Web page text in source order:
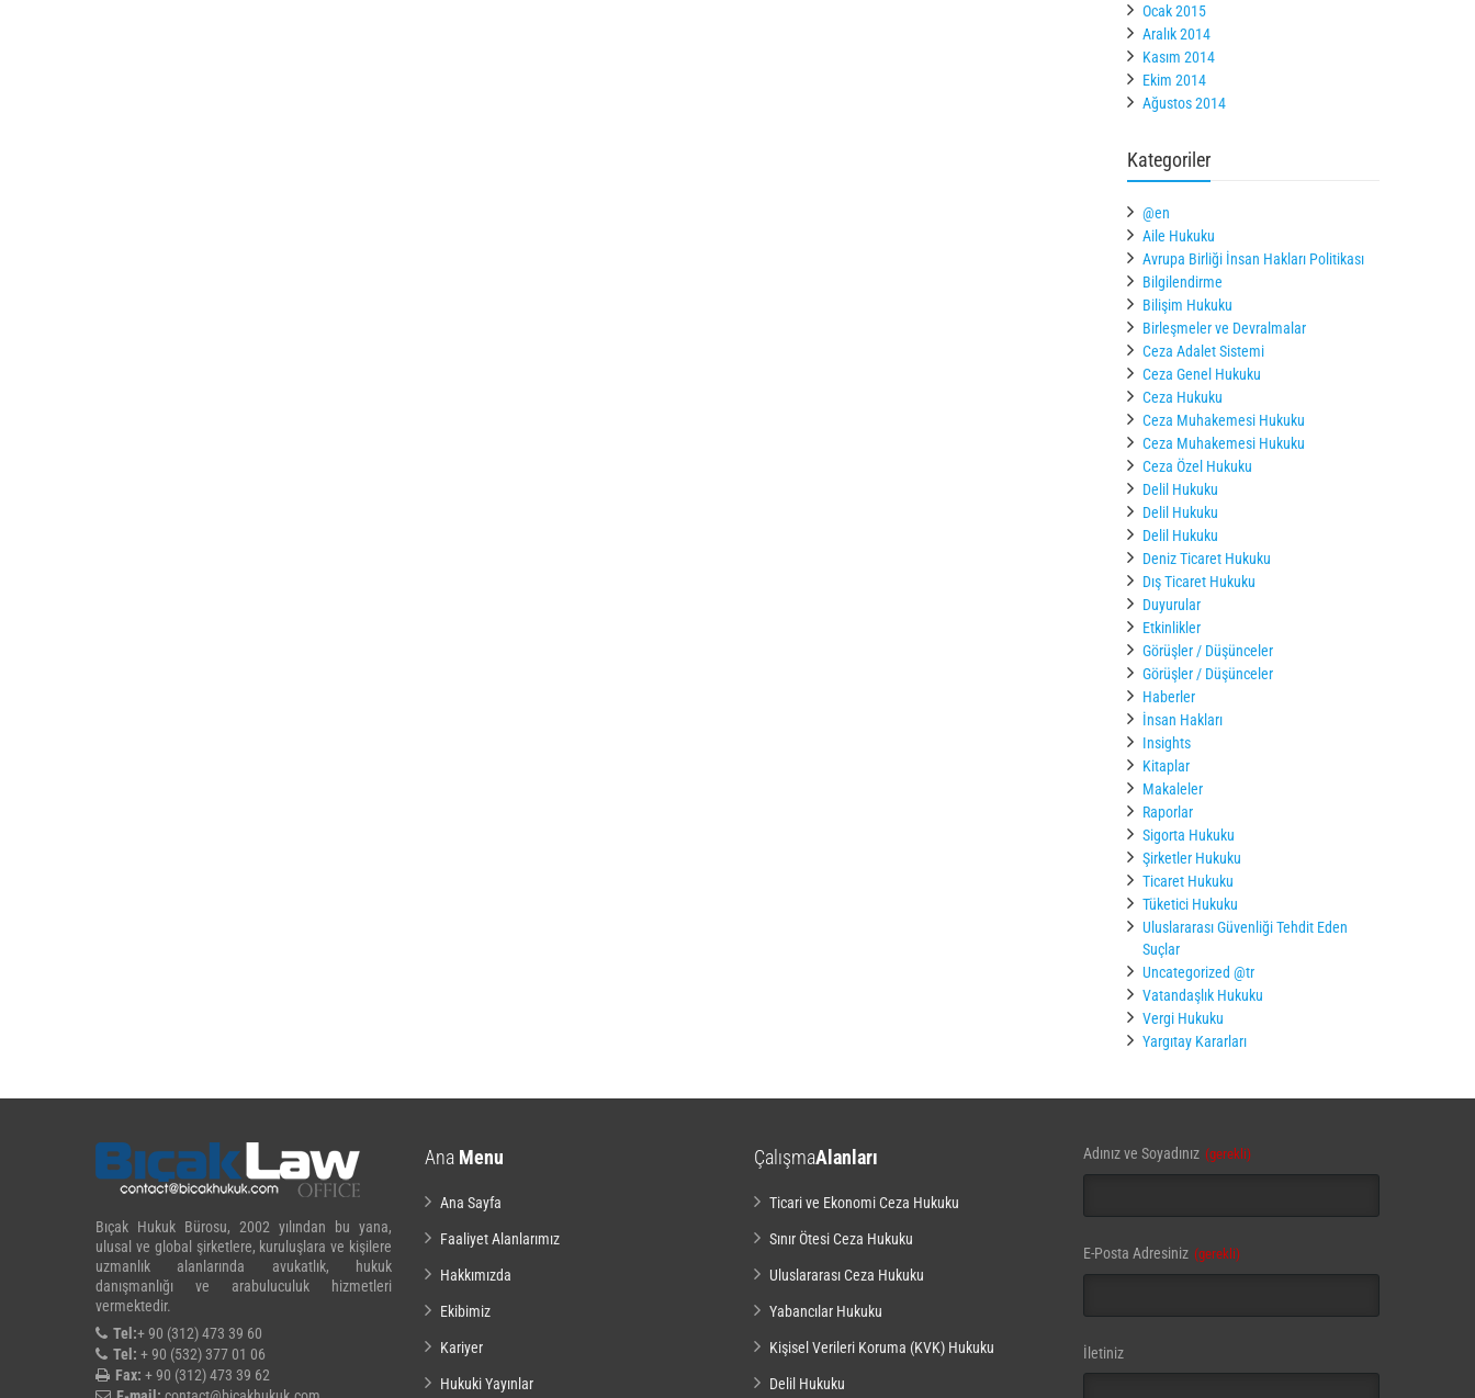
Ocak 2015
Aralık 2014
Kasım 2014
Ekim 2014
Ağustos 2014
Kategoriler
@en
Aile Hukuku
Avrupa Birliği İnsan Hakları Politikası
Bilgilendirme
Bilişim Hukuku
Birleşmeler ve Devralmalar
Ceza Adalet Sistemi
Ceza Genel Hukuku
Ceza Hukuku
Ceza Muhakemesi Hukuku
Ceza Muhakemesi Hukuku
Ceza Özel Hukuku
Delil Hukuku
Delil Hukuku
Delil Hukuku
Deniz Ticaret Hukuku
Dış Ticaret Hukuku
Duyurular
Etkinlikler
Görüşler / Düşünceler
Görüşler / Düşünceler
Haberler
İnsan Hakları
Insights
Kitaplar
Makaleler
Raporlar
Sigorta Hukuku
Şirketler Hukuku
Ticaret Hukuku
Tüketici Hukuku
Uluslararası Güvenliği Tehdit Eden
Suçlar
Uncategorized @tr
Vatandaşlık Hukuku
Vergi Hukuku
Yargıtay Kararları
Bıçak Hukuk Bürosu, 2002 yılından bu yana,
ulusal ve global şirketlere, kuruluşlara ve kişilere
uzmanlık alanlarında avukatlık, hukuk
danışmanlığı ve arabuluculuk hizmetleri
vermektedir.
Tel:+ 90 (312) 473 39 60
Tel: + 90 (532) 377 01 06
Fax: + 90 (312) 473 39 62
Ana Menu
Ana Sayfa
Faaliyet Alanlarımız
Hakkımızda
Ekibimiz
Kariyer
Hukuki Yayınlar
ÇalışmaAlanları
Ticari ve Ekonomi Ceza Hukuku
Sınır Ötesi Ceza Hukuku
Uluslararası Ceza Hukuku
Yabancılar Hukuku
Kişisel Verileri Koruma (KVK) Hukuku
Delil Hukuku
Adınız ve Soyadınız (gerekli)
E-Posta Adresiniz (gerekli)
İletiniz